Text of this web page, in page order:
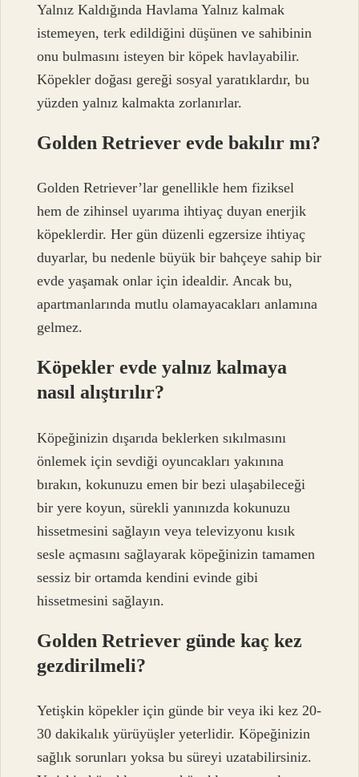
Yalnız Kaldığında Havlama Yalnız kalmak
istemeyen, terk edildiğini düşünen ve sahibinin
onu bulmasını isteyen bir köpek havlayabilir.
Köpekler doğası gereği sosyal yaratıklardır, bu
yüzden yalnız kalmakta zorlanırlar.
Golden Retriever evde bakılır mı?
Golden Retriever’lar genellikle hem fiziksel
hem de zihinsel uyarıma ihtiyaç duyan enerjik
köpeklerdir. Her gün düzenli egzersize ihtiyaç
duyarlar, bu nedenle büyük bir bahçeye sahip bir
evde yaşamak onlar için idealdir. Ancak bu,
apartmanlarında mutlu olamayacakları anlamına
gelmez.
Köpekler evde yalnız kalmaya
nasıl alıştırılır?
Köpeğinizin dışarıda beklerken sıkılmasını
önlemek için sevdiği oyuncakları yakınına
bırakın, kokunuzu emen bir bezi ulaşabileceği
bir yere koyun, sürekli yanınızda kokunuzu
hissetmesini sağlayın veya televizyonu kısık
sesle açmasını sağlayarak köpeğinizin tamamen
sessiz bir ortamda kendini evinde gibi
hissetmesini sağlayın.
Golden Retriever günde kaç kez
gezdirilmeli?
Yetişkin köpekler için günde bir veya iki kez 20-
30 dakikalık yürüyüşler yeterlidir. Köpeğinizin
sağlık sorunları yoksa bu süreyi uzatabilirsiniz.